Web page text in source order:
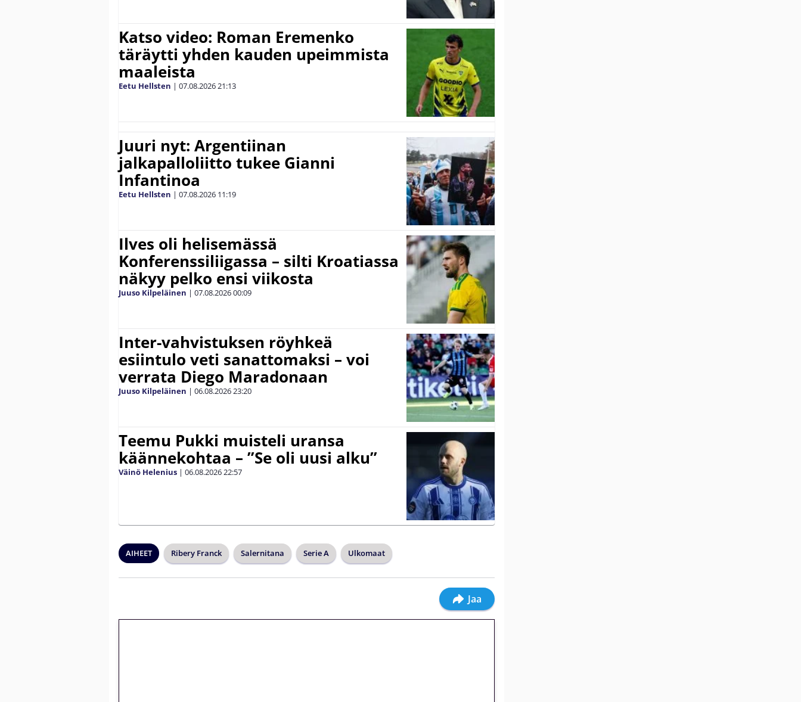
Katso video: Roman Eremenko
täräytti yhden kauden upeimmista
maaleista
Eetu Hellsten | 07.08.202621:13
Juuri nyt: Argentiinan
jalkapalloliitto tukee Gianni
Infantinoa
Eetu Hellsten | 07.08.2026 11:19
Ilves oli helisemässä
Konferenssiliigassa – silti Kroatiassa
näkyy pelko ensi viikosta
Juuso Kilpeläinen | 07.08.202600:09
Inter-vahvistuksen röyhkeä
esiintulo veti sanattomaksi – voi
verrata Diego Maradonaan
Juuso Kilpeläinen | 06.08.202623:20
Teemu Pukki muisteli uransa
käännekohtaa – ”Se oli uusi alku”
Väinö Helenius | 06.08.202622:57
AIHEET Ribery Franck Salernitana Serie A Ulkomaat
Jaa